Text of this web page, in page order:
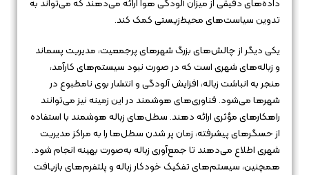
داده‌های دقیقی از میزان آلودگی هوا ارائه می‌دهند که می‌تواند به
تدوین سیاست‌های محیط‌زیستی کمک کند.
یکی دیگر از چالش‌های بزرگ شهرهای پرجمعیت، مدیریت پسماند
و زباله‌های شهری است که در صورت نبود سیستم‌های کارآمد،
منجر به انباشت زباله، افزایش آلودگی و انتشار بوی نامطبوع در
شهرها می‌شود. فناوری‌های هوشمند در این زمینه نیز می‌توانند
راهکارهای مؤثری ارائه دهند. سطل‌های زباله هوشمند با استفاده
از حسگرهای پیشرفته، زمان پر شدن سطل‌ها را به مراکز مدیریت
شهری اطلاع می‌دهند تا جمع‌آوری زباله به‌صورت بهینه انجام شود.
همچنین، سیستم‌های تفکیک خودکار زباله و پلتفرم‌های بازیافت